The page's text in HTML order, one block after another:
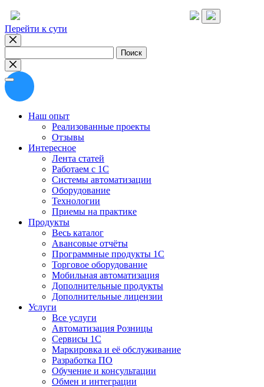
Перейти к сути
Наш опыт
Реализованные проекты
Отзывы
Интересное
Лента статей
Работаем с 1С
Системы автоматизации
Оборудование
Технологии
Приемы на практике
Продукты
Весь каталог
Авансовые отчёты
Программные продукты 1С
Торговое оборудование
Мобильная автоматизация
Дополнительные продукты
Дополнительные лицензии
Услуги
Все услуги
Автоматизация Розницы
Сервисы 1С
Маркировка и её обслуживание
Разработка ПО
Обучение и консультации
Обмен и интеграции